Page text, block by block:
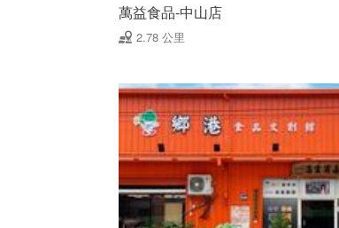
萬益食品-中山店
2.78 公里